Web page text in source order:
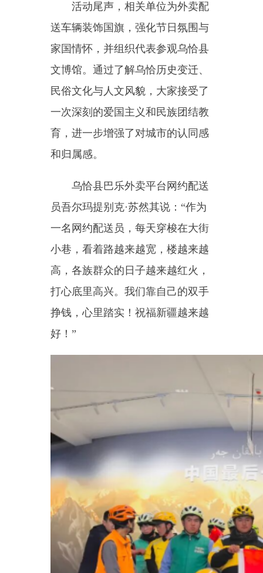
部书记康娟说：“此次活动为我们
探索更多暖‘新’举措提供了契机。
未来我们将积极引导
从‘城市服务者’转变为‘基层治理参
与者’，在服务群众、奉献社会中展
新作为。”
下一步，乌恰县将依托“党建
引领+”模式，持续打造“新力量心
向党”党建品牌，推动党建工作与